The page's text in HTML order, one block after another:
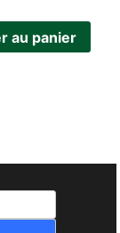
au panier